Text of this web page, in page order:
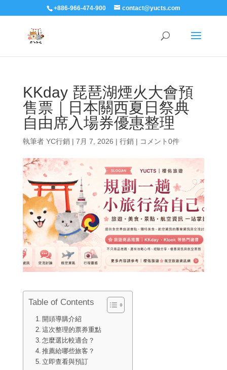
+886-966-474-900 contact@yucts.com
KKday 琵琶湖煙火大會預
售票｜日本關西夏日祭典
自由席入場券優惠整理
執筆者 YC行銷| 7月 7, 2026 | 行銷| コメント0件
Table of Contents
開頭導購介紹
這次整理的票券重點
怎麼選比較適合？
推薦給哪些旅客？
立即查看與預訂